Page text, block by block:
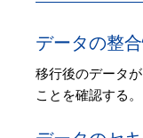
データの整
移行後のデータ
ことを確認する。